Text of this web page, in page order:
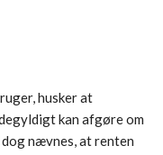
husker at
kan afgøre om
nævnes, at renten